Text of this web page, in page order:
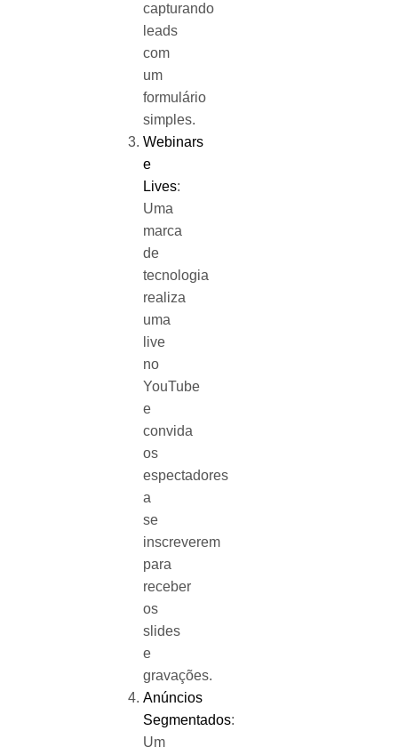
capturando
leads
com
um
formulário
simples.
Webinars
e
Lives:
Uma
marca
de
tecnologia
realiza
uma
live
no
YouTube
e
convida
os
espectadores
a
se
inscreverem
para
receber
os
slides
e
gravações.
Anúncios
Segmentados:
Um